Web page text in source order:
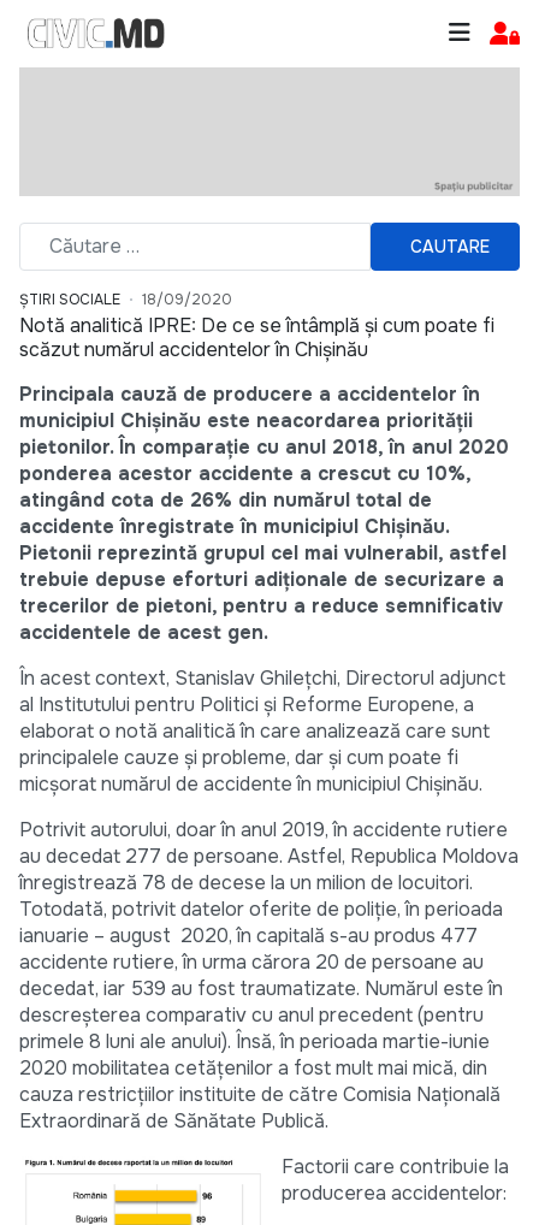
CAUTARE
ȘTIRI SOCIALE 18/09/2020
Notă analitică IPRE: De ce se întâmplă și cum poate fi
scăzut numărul accidentelor în Chișinău
Principala cauză de producere a accidentelor în
municipiul Chișinău este neacordarea priorității
pietonilor. În comparație cu anul 2018, în anul 2020
ponderea acestor accidente a crescut cu 10%,
atingând cota de 26% din numărul total de
accidente înregistrate în municipiul Chișinău.
Pietonii reprezintă grupul cel mai vulnerabil, astfel
trebuie depuse eforturi adiționale de securizare a
trecerilor de pietoni, pentru a reduce semnificativ
accidentele de acest gen.
În acest context, Stanislav Ghilețchi, Directorul adjunct
al Institutului pentru Politici și Reforme Europene, a
elaborat o notă analitică în care analizează care sunt
principalele cauze și probleme, dar și cum poate fi
micșorat numărul de accidente în municipiul Chișinău.
Potrivit autorului, doar în anul 2019, în accidente rutiere
au decedat 277 de persoane. Astfel, Republica Moldova
înregistrează 78 de decese la un milion de locuitori.
Totodată, potrivit datelor oferite de poliție, în perioada
ianuarie – august 2020, în capitală s-au produs 477
accidente rutiere, în urma cărora 20 de persoane au
decedat, iar 539 au fost traumatizate. Numărul este în
descreșterea comparativ cu anul precedent (pentru
primele 8 luni ale anului). Însă, în perioada martie-iunie
2020 mobilitatea cetățenilor a fost mult mai mică, din
cauza restricțiilor instituite de către Comisia Națională
Extraordinară de Sănătate Publică.
Factorii care contribuie la
producerea accidentelor: